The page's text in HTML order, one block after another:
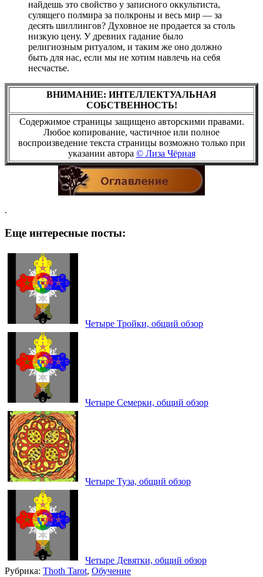
найдешь это свойство у записного оккультиста,
сулящего полмира за полкроны и весь мир — за
десять шиллингов? Духовное не продается за столь
низкую цену. У древних гадание было
религиозным ритуалом, и таким же оно должно
быть для нас, если мы не хотим навлечь на себя
несчастье.
ВНИМАНИЕ: ИНТЕЛЛЕКТУАЛЬНАЯ
СОБСТВЕННОСТЬ!
Содержимое страницы защищено авторскими правами.
Любое копирование, частичное или полное
воспроизведение текста страницы возможно только при
указании автора © Лиза Чёрная
.
Еще интересные посты:
Четыре Тройки, общий обзор
Четыре Семерки, общий обзор
Четыре Туза, общий обзор
Четыре Девятки, общий обзор
Рубрика: Thoth Tarot, Обучение